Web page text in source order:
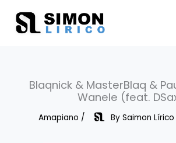
content
Blaqnick & MasterBlaq &
Wanele (feat.
Amapiano / By Saimon Lírico